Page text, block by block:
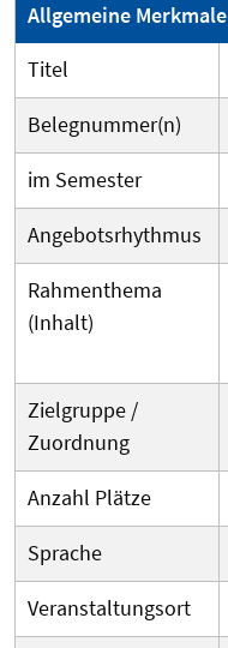
Allgemeine Merkmale
Titel
Belegnummer(n)
im Semester
Angebotsrhythmus
Rahmenthema
(Inhalt)
Zielgruppe /
Zuordnung
Anzahl Plätze
Sprache
Veranstaltungsort